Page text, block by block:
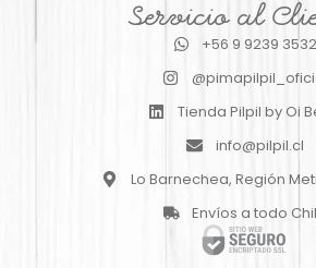
Servicio al
+56 9 9239 3532
Tienda Pilpil by Oi
info@pilpil.cl
Lo Barnechea, Región
Envíos a todo